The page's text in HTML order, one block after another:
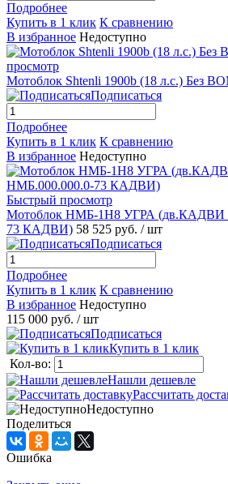
Подробнее
Купить в 1 клик К сравнению
В избранное Недоступно
просмотр
Мотоблок Shtenli 1900b (18 л.с.) Без
Подписаться
Подробнее
Купить в 1 клик К сравнению
В избранное Недоступно
Быстрый просмотр
Мотоблок НМБ-1Н8 УГРА (дв.КАДВИ
73 КАДВИ) 58 525 руб. / шт
Подписаться
Подробнее
Купить в 1 клик К сравнению
В избранное Недоступно
115 000 руб. / шт
Подписаться
Купить в 1 клик
Кол-во:
Нашли дешевле
Рассчитать
Недоступно
Поделиться
Ошибка